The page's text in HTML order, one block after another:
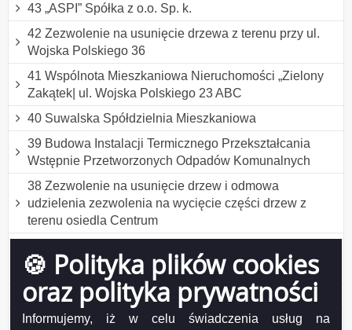
🍪 Polityka plików cookies
oraz polityka prywatności
Informujemy, iż w celu świadczenia usług na
43 „ASPI” Spółka z o.o. Sp. k.
42 Zezwolenie na usunięcie drzewa z terenu przy ul.
Wojska Polskiego 36
41 Wspólnota Mieszkaniowa Nieruchomości „Zielony
Zakątek| ul. Wojska Polskiego 23 ABC
40 Suwalska Spółdzielnia Mieszkaniowa
39 Budowa Instalacji Termicznego Przekształcania
Wstępnie Przetworzonych Odpadów Komunalnych
38 Zezwolenie na usunięcie drzew i odmowa
udzielenia zezwolenia na wycięcie części drzew z
terenu osiedla Centrum
36 TURKUS Sp. z o.o. Sp. K.
35 Vantage Sp. z o.o. Sp. komand.
34 PPHU Laktopol Sp. z o.o. Zakład w Suwałkach